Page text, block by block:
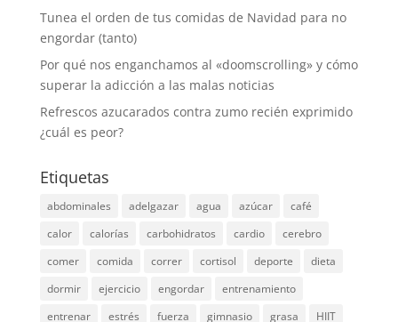
Tunea el orden de tus comidas de Navidad para no
engordar (tanto)
Por qué nos enganchamos al «doomscrolling» y cómo
superar la adicción a las malas noticias
Refrescos azucarados contra zumo recién exprimido
¿cuál es peor?
Etiquetas
abdominales adelgazar agua azúcar
café
calor
calorías carbohidratos cardio
cerebro
comer
comida correr cortisol deporte
dieta
dormir
ejercicio engordar
entrenamiento
entrenar
estrés fuerza gimnasio grasa HIIT